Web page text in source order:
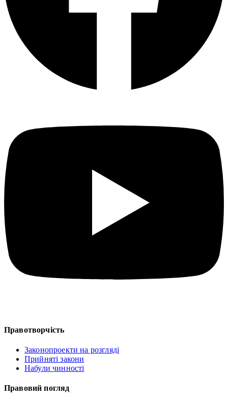
Правотворчість
Законопроекти на розгляді
Прийняті закони
Набули чинності
Правовий погляд